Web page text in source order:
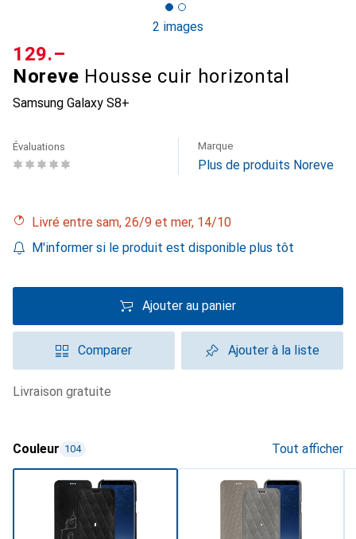
2 images
Noreve Housse cuir horizontal
Samsung Galaxy S8+
CHF
129.–
Évaluations Marque
Plus de produits Noreve
Livré entre sam, 26/9 et mer, 14/10
M'informer si le produit est disponible plus tôt
Ajouter au panier
Comparer Ajouter à la liste
livraison gratuite
Couleur 104 Tout afficher